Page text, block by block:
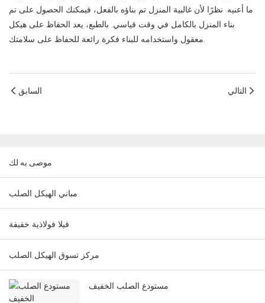
ما أعنيه. نظرًا لأن غالبية المنزل تم بناؤه بالفعل، فيمكنك الحصول على تم
بناء المنزل بالكامل في وقت قياسي. بالطبع، يعد الحفاظ على هيكل
معقول واستخدامه للبناء فكرة رائعة للحفاظ على سلامتك.
السابق التالي
موصى به لك
مباني الهيكل الصلب
فيلا فولاذية خفيفة
مركز تسوق الهيكل الصلب
مستودع الصلب الخفيف